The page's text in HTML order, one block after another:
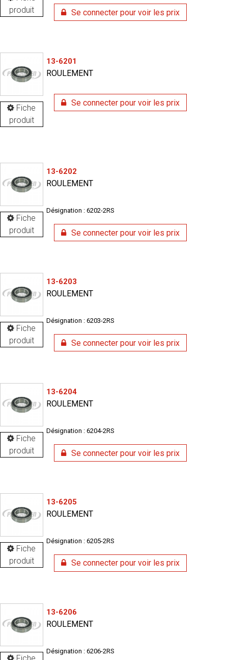
produit
Se connecter pour voir les prix
Fiche
produit
13-6201
ROULEMENT
Se connecter pour voir les prix
Fiche
produit
13-6202
ROULEMENT
Désignation : 6202-2RS
Se connecter pour voir les prix
Fiche
produit
13-6203
ROULEMENT
Désignation : 6203-2RS
Se connecter pour voir les prix
Fiche
produit
13-6204
ROULEMENT
Désignation : 6204-2RS
Se connecter pour voir les prix
Fiche
produit
13-6205
ROULEMENT
Désignation : 6205-2RS
Se connecter pour voir les prix
13-6206
ROULEMENT
Désignation : 6206-2RS